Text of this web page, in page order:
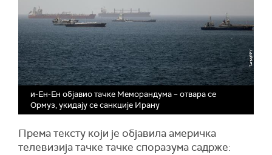
и-Ен-Ен објавио тачке Меморандума – отвара се
Ормуз, укидају се санкције Ирану
Према тексту који је објавила америчка
телевизија тачке тачке споразума садрже: